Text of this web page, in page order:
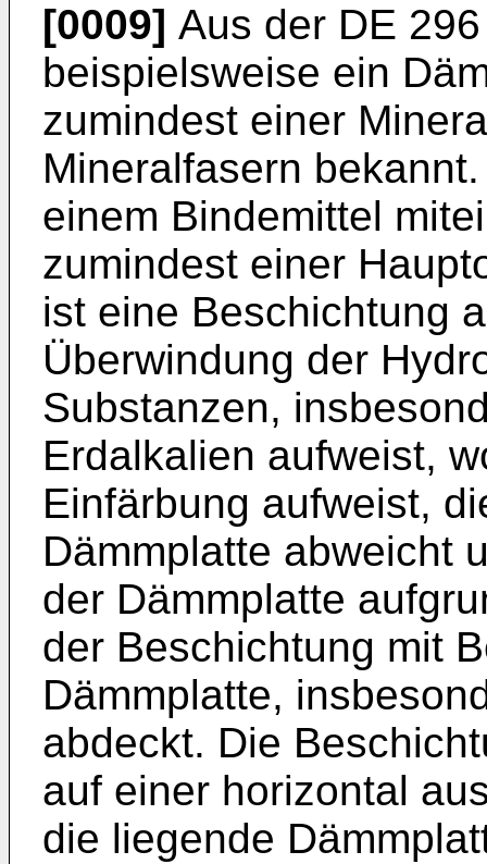
[0009] Aus der DE
beispielsweise ein
zumindest einer
Mineralfasern
einem Bindemittel
zumindest einer
ist eine Beschichtung
Überwindung der
Substanzen,
Erdalkalien aufweist,
Einfärbung aufweist,
Dämmplatte abweicht
der Dämmplatte
der Beschichtung mit
Dämmplatte,
abdeckt. Die
auf einer horizontal
die liegende